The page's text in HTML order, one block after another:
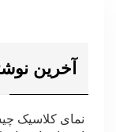
آخرین
نمای کلاسیک